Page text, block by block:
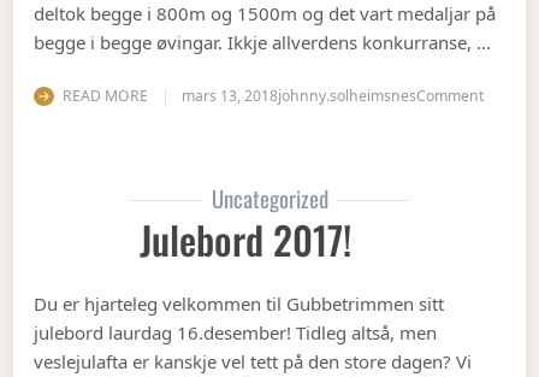
deltok begge i 800m og 1500m og det vart medaljar på
begge i begge øvingar. Ikkje allverdens konkurranse, …
READ MORE mars 13, 2018johnny.solheimsnesCommenton
Uncategorized
Julebord 2017!
Du er hjarteleg velkommen til Gubbetrimmen sitt
julebord laurdag 16.desember! Tidleg altså, men
veslejulafta er kanskje vel tett på den store dagen? Vi